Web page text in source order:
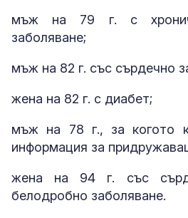
мъж на 79 г. с
заболяване;
мъж на 82 г. със сърдечно
жена на 82 г. с диабет;
мъж на 78 г., за когото
информация за
жена на 94 г. със
белодробно заболяване.